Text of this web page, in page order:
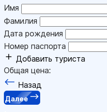
Имя
Фамилия
Дата рождения
Номер паспорта
Добавить туриста
Общая цена:
Назад
Далее